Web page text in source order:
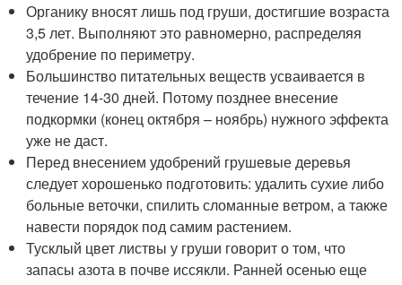
Органику вносят лишь под груши, достигшие возраста
3,5 лет. Выполняют это равномерно, распределяя
удобрение по периметру.
Большинство питательных веществ усваивается в
течение 14-30 дней. Потому позднее внесение
подкормки (конец октября – ноябрь) нужного эффекта
уже не даст.
Перед внесением удобрений грушевые деревья
следует хорошенько подготовить: удалить сухие либо
больные веточки, спилить сломанные ветром, а также
навести порядок под самим растением.
Тусклый цвет листвы у груши говорит о том, что
запасы азота в почве иссякли. Ранней осенью еще